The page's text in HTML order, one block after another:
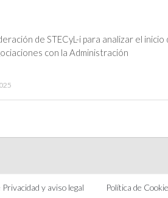
de STECyL-i para analizar el inicio
con la Administración
Privacidad y aviso legal Política de